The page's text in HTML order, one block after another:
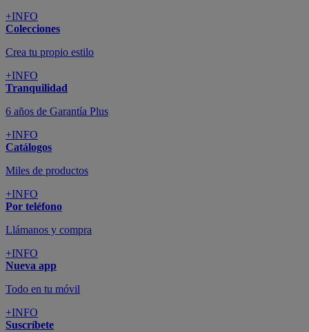
+INFO
Colecciones
Crea tu propio estilo
+INFO
Tranquilidad
6 años de Garantía Plus
+INFO
Catálogos
Miles de productos
+INFO
Por teléfono
Llámanos y compra
+INFO
Nueva app
Todo en tu móvil
+INFO
Suscríbete